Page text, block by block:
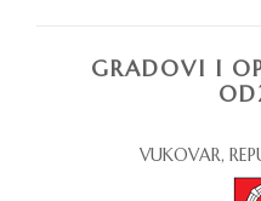
GRADOVI I
VUKOVAR,